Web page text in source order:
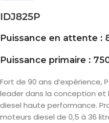
IDJ825P
Puissance en attente :
Puissance primaire :
Fort de 90 ans d’expérience,
leader dans la conception
diesel haute performance.
moteurs diesel de 0,5 à 36